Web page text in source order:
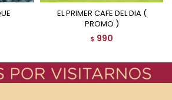
EL PRIMER CAFE DEL DIA (
PROMO )
$ 990